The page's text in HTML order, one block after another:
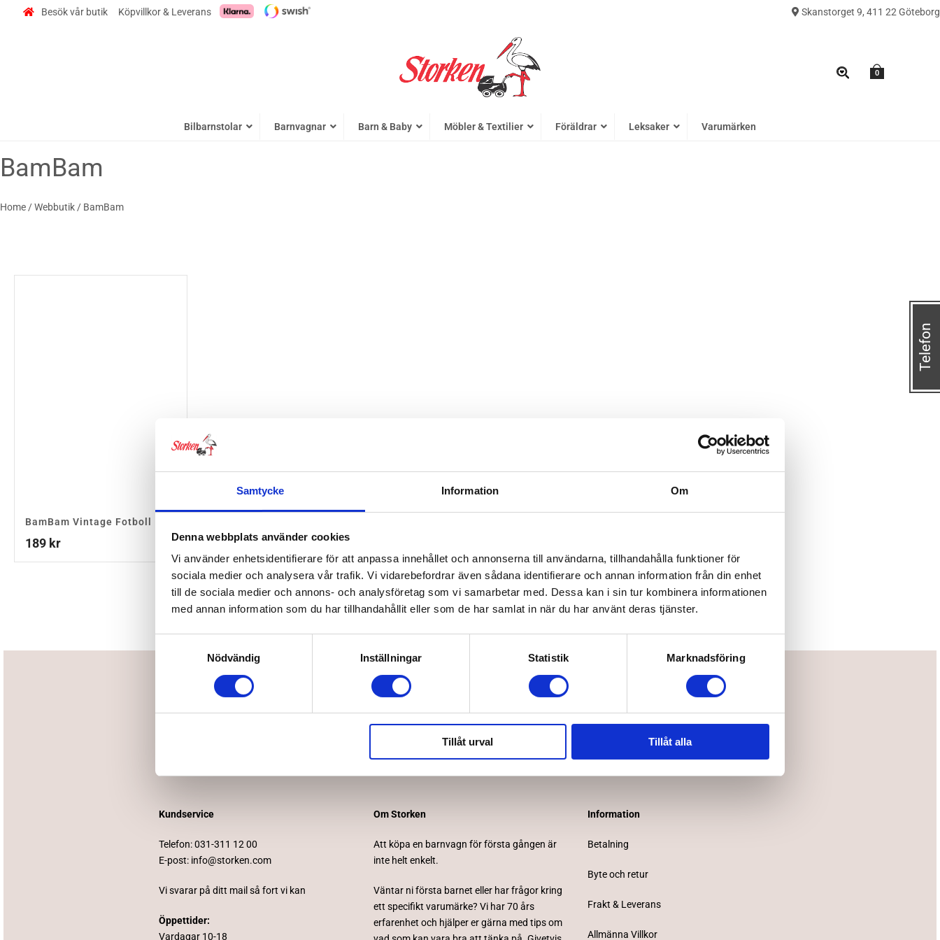
Samtycke Information Om
Denna webbplats använder cookies
Vi använder enhetsidentifierare för att anpassa innehållet och annonserna till användarna, tillhandahålla funktioner för
sociala medier och analysera vår trafik. Vi vidarebefordrar även sådana identifierare och annan information från din enhet
till de sociala medier och annons- och analysföretag som vi samarbetar med. Dessa kan i sin tur kombinera informationen
med annan information som du har tillhandahållit eller som de har samlat in när du har använt deras tjänster.
Nödvändig
Inställningar Statistik Marknadsföring
Tillåt urval Tillåt alla
Besök vår butik Köpvillkor & Leverans Skanstorget 9, 411 22 Göteborg
0
Bilbarnstolar Barnvagnar Barn & Baby Möbler & Textilier Föräldrar Leksaker Varumärken
BamBam
Home /Webbutik / BamBam
BamBam Vintage Fotboll
189 kr
Prenumerera på vårt nyhetsbrev
Kundservice
Telefon:031-311 12 00
E-post: info@storken.com
Vi svarar på ditt mail så fort vi kan
Öppettider:
Vardagar 10-18
Om Storken
Att köpa en barnvagn för första gången är
inte helt enkelt.
Väntar ni första barnet eller har frågor kring
ett specifikt varumärke? Vi har 70 års
erfarenhet och hjälper er gärna med tips om
Information
Betalning
Byte och retur
Frakt & Leverans
Allmänna Villkor
Telefon